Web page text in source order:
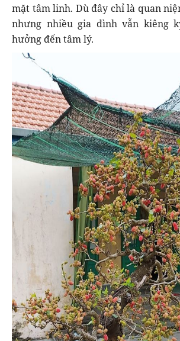
mặt tâm linh. Dù đây chỉ là quan
nhưng nhiều gia đình vẫn kiêng
hưởng đến tâm lý.